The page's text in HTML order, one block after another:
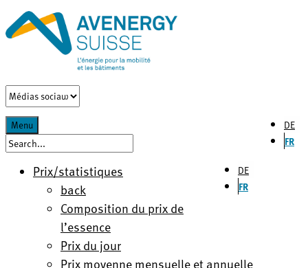
DE
FR
Menu
DE
FR
Prix/statistiques
back
Composition du prix de
l’essence
Prix du jour
Prix moyenne mensuelle et annuelle